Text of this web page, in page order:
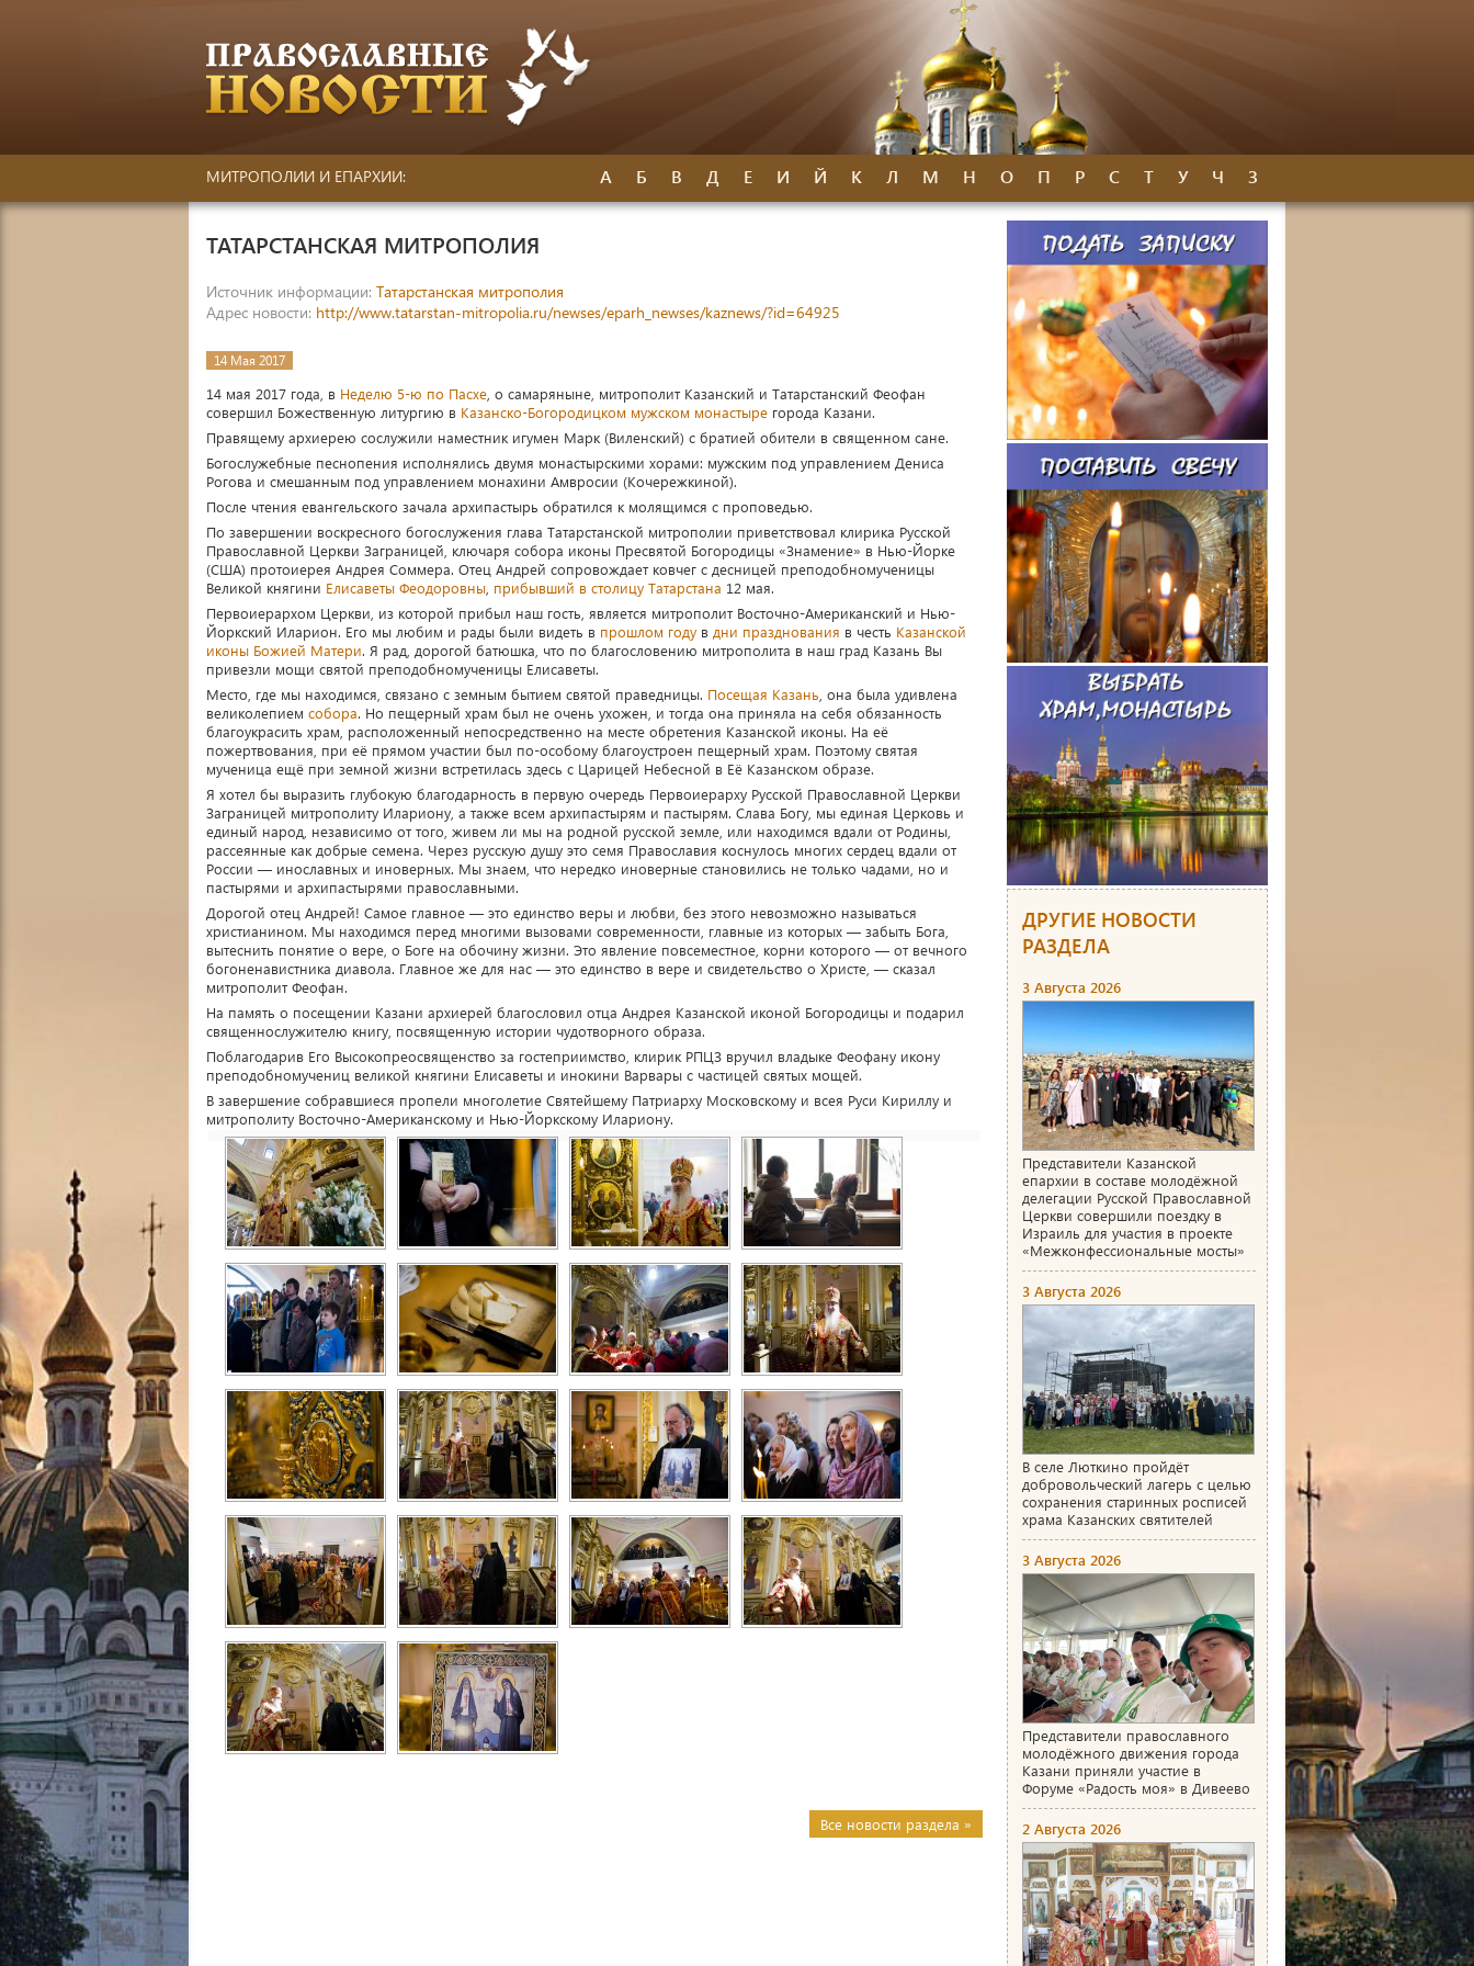
МИТРОПОЛИИ И ЕПАРХИИ: А Б В Д Е И Й К Л М Н О П Р С Т У Ч З
ТАТАРСТАНСКАЯ МИТРОПОЛИЯ
Источник информации: Татарстанская митрополия
Адрес новости: http://www.tatarstan-mitropolia.ru/newses/eparh_newses/kaznews/?id=64925
14 Мая 2017
14 мая 2017 года, в Неделю 5-ю по Пасхе , о самаряныне, митрополит Казанский и Татарстанский Феофан
совершил Божественную литургию в Казанско-Богородицком мужском монастыре города Казани.
Правящему архиерею сослужили наместник игумен Марк (Виленский) с братией обители в священном сане.
Богослужебные песнопения исполнялись двумя монастырскими хорами: мужским под управлением Дениса
Рогова и смешанным под управлением монахини Амвросии (Кочережкиной).
После чтения евангельского зачала архипастырь обратился к молящимся с проповедью.
По завершении воскресного богослужения глава Татарстанской митрополии приветствовал клирика Русской
Православной Церкви Заграницей, ключаря собора иконы Пресвятой Богородицы «Знамение» в Нью-Йорке
(США) протоиерея Андрея Соммера. Отец Андрей сопровождает ковчег с десницей преподобномученицы
Великой княгини Елисаветы Феодоровны прибывший в столицу Татарстана 12 мая.
Первоиерархом Церкви, из которой прибыл наш гость, является митрополит Восточно-Американский и Нью-
Йоркский Иларион. Его мы любим и рады были видеть в прошлом году в дни празднования в честь Казанской
иконы Божией Матери. Я рад, дорогой батюшка, что по благословению митрополита в наш град Казань Вы
привезли мощи святой преподобномученицы Елисаветы.
Место, где мы находимся, связано с земным бытием святой праведницы. Посещая Казань , она была удивлена
великолепием собора. Но пещерный храм был не очень ухожен, и тогда она приняла на себя обязанность
благоукрасить храм, расположенный непосредственно на месте обретения Казанской иконы. На её
пожертвования, при её прямом участии был по-особому благоустроен пещерный храм. Поэтому святая
мученица ещё при земной жизни встретилась здесь с Царицей Небесной в Её Казанском образе.
Я хотел бы выразить глубокую благодарность в первую очередь Первоиерарху Русской Православной Церкви
Заграницей митрополиту Илариону, а также всем архипастырям и пастырям. Слава Богу, мы единая Церковь и
единый народ, независимо от того, живем ли мы на родной русской земле, или находимся вдали от Родины,
рассеянные как добрые семена. Через русскую душу это семя Православия коснулось многих сердец вдали от
России — инославных и иноверных. Мы знаем, что нередко иноверные становились не только чадами, но и
пастырями и архипастырями православными.
Дорогой отец Андрей! Самое главное — это единство веры и любви, без этого невозможно называться
христианином. Мы находимся перед многими вызовами современности, главные из которых — забыть Бога,
вытеснить понятие о вере, о Боге на обочину жизни. Это явление повсеместное, корни которого — от вечного
богоненавистника диавола. Главное же для нас — это единство в вере и свидетельство о Христе, — сказал
митрополит Феофан.
На память о посещении Казани архиерей благословил отца Андрея Казанской иконой Богородицы и подарил
священнослужителю книгу, посвященную истории чудотворного образа.
Поблагодарив Его Высокопреосвященство за гостеприимство, клирик РПЦЗ вручил владыке Феофану икону
преподобномучениц великой княгини Елисаветы и инокини Варвары с частицей святых мощей.
В завершение собравшиеся пропели многолетие Святейшему Патриарху Московскому и всея Руси Кириллу и
митрополиту Восточно-Американскому и Нью-Йоркскому Илариону.
Все новости раздела »
ДРУГИЕ НОВОСТИ
РАЗДЕЛА
3 Августа 2026
Представители Казанской
епархии в составе молодёжной
делегации Русской Православной
Церкви совершили поездку в
Израиль для участия в проекте
«Межконфессиональные мосты»
3 Августа 2026
В селе Люткино пройдёт
добровольческий лагерь с целью
сохранения старинных росписей
храма Казанских святителей
3 Августа 2026
Представители православного
молодёжного движения города
Казани приняли участие в
Форуме «Радость моя» в Дивеево
2 Августа 2026